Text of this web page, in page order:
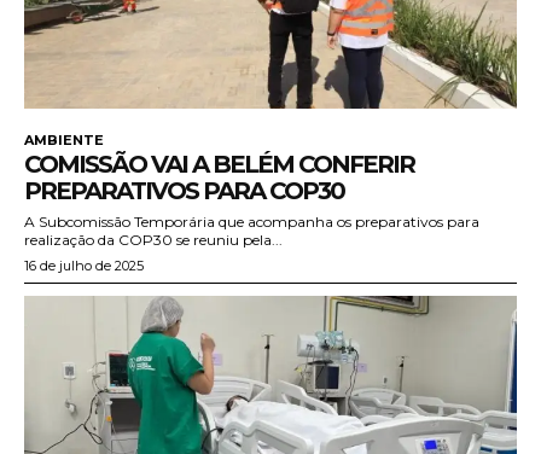
AMBIENTE
COMISSÃO VAI A BELÉM CONFERIR
PREPARATIVOS PARA COP30
A Subcomissão Temporária que acompanha os preparativos para
realização da COP30 se reuniu pela...
16 de julho de 2025